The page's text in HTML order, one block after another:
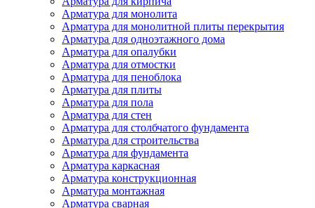
Арматура для монолита
Арматура для монолитной плиты перекрытия
Арматура для одноэтажного дома
Арматура для опалубки
Арматура для отмостки
Арматура для пеноблока
Арматура для плиты
Арматура для пола
Арматура для стен
Арматура для столбчатого фундамента
Арматура для строительства
Арматура для фундамента
Арматура каркасная
Арматура конструкционная
Арматура монтажная
Арматура сварная